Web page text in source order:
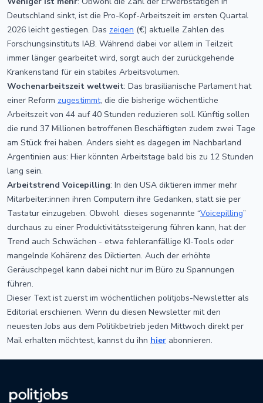
Deutschland sinkt, ist die Pro-Kopf-Arbeitszeit im ersten Quartal
2026 leicht gestiegen. Das zeigen (€) aktuelle Zahlen des
Forschungsinstituts IAB. Während dabei vor allem in Teilzeit
immer länger gearbeitet wird, sorgt auch der zurückgehende
Krankenstand für ein stabiles Arbeitsvolumen.
Wochenarbeitszeit weltweit: Das brasilianische Parlament hat
einer Reform zugestimmt, die die bisherige wöchentliche
Arbeitszeit von 44 auf 40 Stunden reduzieren soll. Künftig sollen
die rund 37 Millionen betroffenen Beschäftigten zudem zwei Tage
am Stück frei haben. Anders sieht es dagegen im Nachbarland
Argentinien aus: Hier könnten Arbeitstage bald bis zu 12 Stunden
lang sein.
Arbeitstrend Voicepilling: In den USA diktieren immer mehr
Mitarbeiter:innen ihren Computern ihre Gedanken, statt sie per
Tastatur einzugeben. Obwohl dieses sogenannte “Voicepilling”
durchaus zu einer Produktivitätssteigerung führen kann, hat der
Trend auch Schwächen - etwa fehleranfällige KI-Tools oder
mangelnde Kohärenz des Diktierten. Auch der erhöhte
Geräuschpegel kann dabei nicht nur im Büro zu Spannungen
führen.
Dieser Text ist zuerst im wöchentlichen politjobs-Newsletter als
Editorial erschienen. Wenn du diesen Newsletter mit den
neuesten Jobs aus dem Politikbetrieb jeden Mittwoch direkt per
Mail erhalten möchtest, kannst du ihn hier abonnieren.